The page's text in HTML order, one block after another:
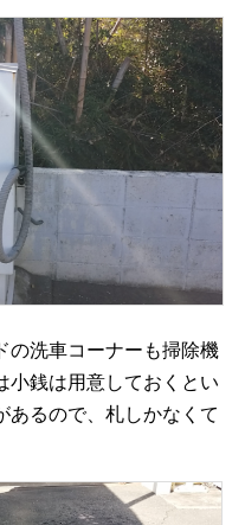
の洗車コーナーも掃除機
小銭は用意しておくとい
あるので、札しかなくて